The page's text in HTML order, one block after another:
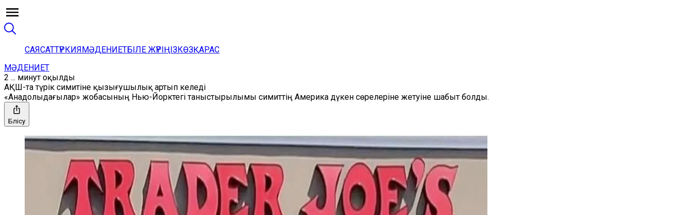
САЯСАТТҮРКИЯМӘДЕНИЕТБІЛЕ ЖҮРІҢІЗКӨЗҚАРАС
МӘДЕНИЕТ
2 ... минут оқылды
АҚШ-та түрік симитіне қызығушылық артып келеді
«Анадолыдағылар» жобасының Нью-Йорктегі таныстырылымы симиттің Америка дүкен сөрелеріне жетуіне шабыт болды.
Бөлісу